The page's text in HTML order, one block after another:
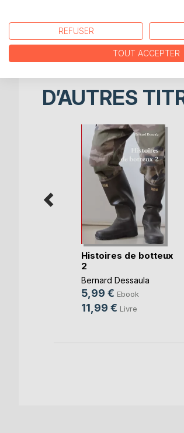
Une nouvelle sentimentale,
D’AUTRES
Histoires de botteux
2
Bernard Dessaula
5,99 € Ebook
11,99 € Livre
REFUSER
TOUT ACCEPTER